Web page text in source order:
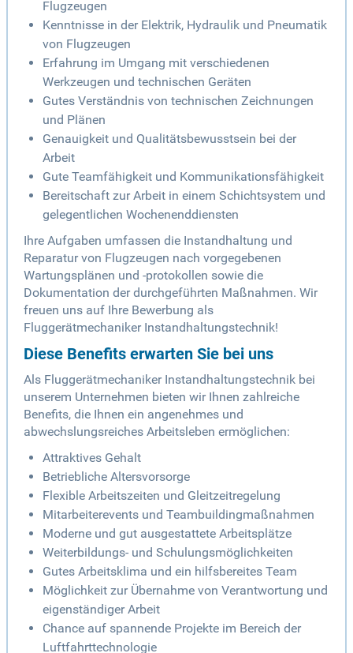
Flugzeugen
Kenntnisse in der Elektrik, Hydraulik und Pneumatik
von Flugzeugen
Erfahrung im Umgang mit verschiedenen
Werkzeugen und technischen Geräten
Gutes Verständnis von technischen Zeichnungen
und Plänen
Genauigkeit und Qualitätsbewusstsein bei der
Arbeit
Gute Teamfähigkeit und Kommunikationsfähigkeit
Bereitschaft zur Arbeit in einem Schichtsystem und
gelegentlichen Wochenenddiensten
Ihre Aufgaben umfassen die Instandhaltung und
Reparatur von Flugzeugen nach vorgegebenen
Wartungsplänen und -protokollen sowie die
Dokumentation der durchgeführten Maßnahmen. Wir
freuen uns auf Ihre Bewerbung als
Fluggerätmechaniker Instandhaltungstechnik!
Diese Benefits erwarten Sie bei uns
Als Fluggerätmechaniker Instandhaltungstechnik bei
unserem Unternehmen bieten wir Ihnen zahlreiche
Benefits, die Ihnen ein angenehmes und
abwechslungsreiches Arbeitsleben ermöglichen:
Attraktives Gehalt
Betriebliche Altersvorsorge
Flexible Arbeitszeiten und Gleitzeitregelung
Mitarbeiterevents und Teambuildingmaßnahmen
Moderne und gut ausgestattete Arbeitsplätze
Weiterbildungs- und Schulungsmöglichkeiten
Gutes Arbeitsklima und ein hilfsbereites Team
Möglichkeit zur Übernahme von Verantwortung und
eigenständiger Arbeit
Chance auf spannende Projekte im Bereich der
Luftfahrttechnologie